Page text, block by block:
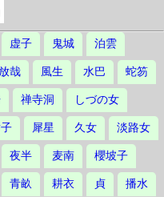
虚子 鬼城 泊雲
哉 風生 水巴 蛇笏
禅寺洞 しづの女
犀星 久女 淡路女
夜半 麦南 櫻坡子
青畝 耕衣 貞 播水